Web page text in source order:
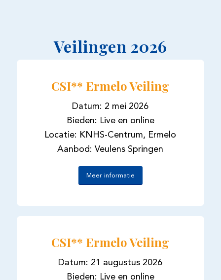
Veilingen 2026
CSI** Ermelo Veiling
Datum: 2 mei 2026
Bieden: Live en online
Locatie: KNHS-Centrum, Ermelo
Aanbod: Veulens Springen
Meer informatie
CSI** Ermelo Veiling
Datum: 21 augustus 2026
Bieden: Live en online